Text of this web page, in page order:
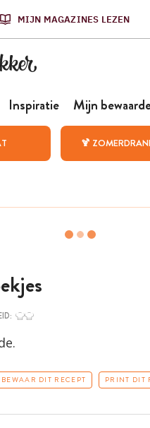
MIJN MAGAZINES LEZEN
Inspiratie Mijn
🍹
BEWAAR DIT RECEPT PRINT DIT